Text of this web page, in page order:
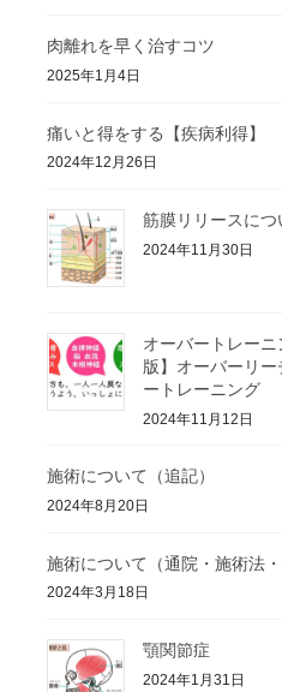
肉離れを早く治すコツ
2025年1月4日
痛いと得をする【疾病利得】
2024年12月26日
筋膜リリースにつ
2024年11月30日
オーバートレー
版】オーバーリ
ートレーニング
2024年11月12日
施術について（追記）
2024年8月20日
施術について（通院・施術法・
2024年3月18日
顎関節症
2024年1月31日